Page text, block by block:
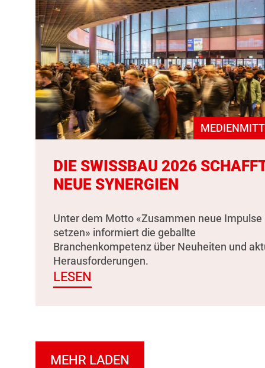
DIE SWISSBAU 2026
NEUE SYNERGIEN
Unter dem Motto «Zusammen neue Impulse
setzen» informiert die geballte
Branchenkompetenz über Neuheiten und
Herausforderungen.
LESEN
MEHR LADEN